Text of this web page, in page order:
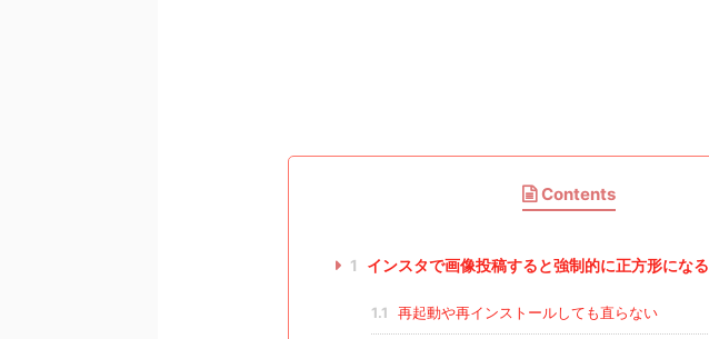
Contents
1 インスタで画像投稿すると強制的に正方形になる
1.1 再起動や再インストールしても直らない